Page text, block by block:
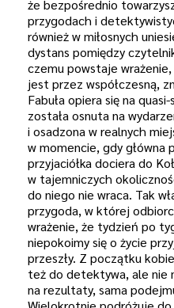
że bezpośrednio
przygodach i
również w miłosnych
dystans pomiędzy
czemu powstaje
jest przez współczesną,
Fabuła opiera się na
została osnuta na
i osadzona w realnych
w momencie, gdy główna
przyjaciółka dociera do
w tajemniczych
do niego nie wraca. Tak
przygoda, w której
wrażenie, że tydzień po
niepokoimy się o życie
przeszły. Z początku
też do detektywa, ale nie
na rezultaty, sama